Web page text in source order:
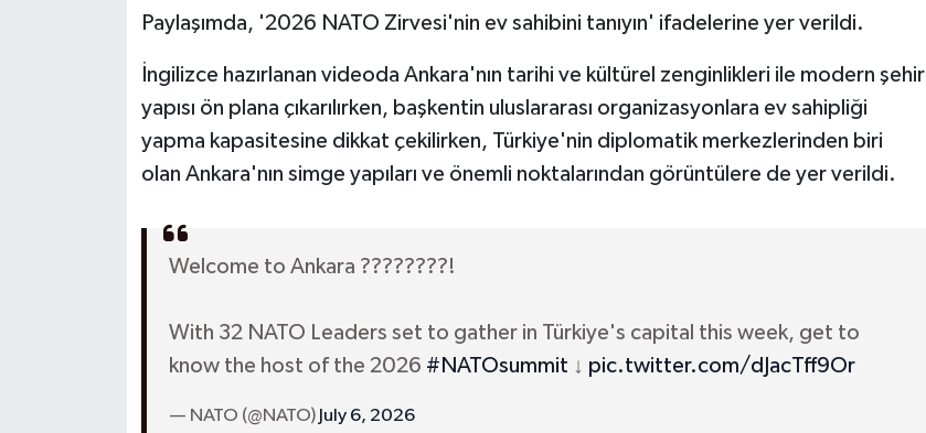
Paylaşımda, '2026 NATO Zirvesi'nin ev sahibini tanıyın' ifadelerine yer verildi.
İngilizce hazırlanan videoda Ankara'nın tarihi ve kültürel zenginlikleri ile modern şehir
yapısı ön plana çıkarılırken, başkentin uluslararası organizasyonlara ev sahipliği
yapma kapasitesine dikkat çekilirken, Türkiye'nin diplomatik merkezlerinden biri
olan Ankara'nın simge yapıları ve önemli noktalarından görüntülere de yer verildi.
Welcome to Ankara ????????!
With 32 NATO Leaders set to gather in Türkiye's capital this week, get to
know the host of the 2026 #NATOsummit ↓ pic.twitter.com/dJacTff9Or
— NATO (@NATO) July 6, 2026